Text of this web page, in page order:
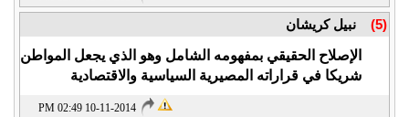
(5)
نبيل كريشان
الإصلاح الحقيقي بمفهومه الشامل وهو الذي يجعل المواطن
شريكا في قراراته المصيرية السياسية والاقتصادية
10-11-2014 02:49 PM